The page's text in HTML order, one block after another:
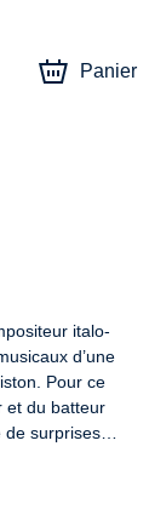
Panier
italo-
d’une
Pour ce
et du batteur
surprises…